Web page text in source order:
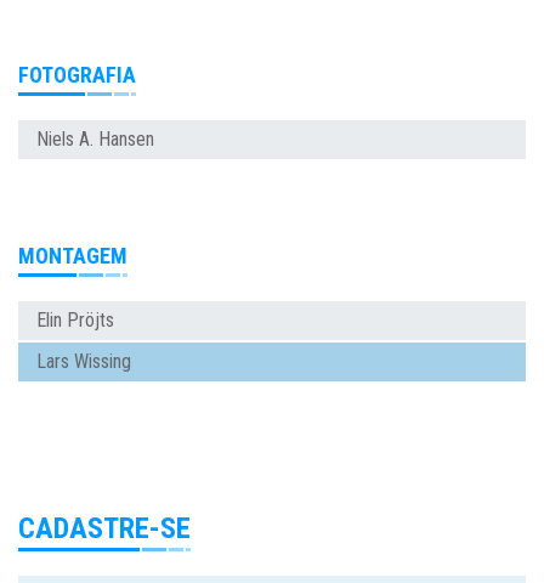
FOTOGRAFIA
Niels A. Hansen
MONTAGEM
Elin Pröjts
Lars Wissing
CADASTRE-SE